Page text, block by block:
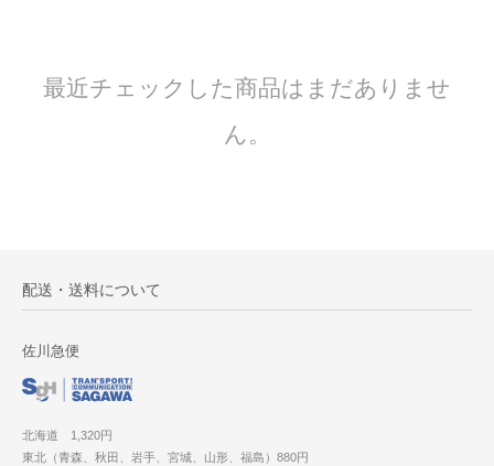
最近チェックした商品はまだありませ
ん。
配送・送料について
佐川急便
北海道 1,320円
東北（青森、秋田、岩手、宮城、山形、福島）880円